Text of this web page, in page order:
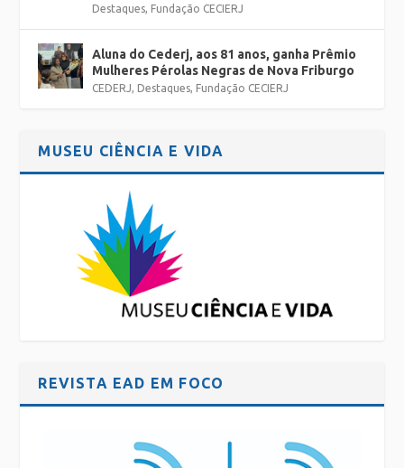
Destaques, Fundação CECIERJ
Aluna do Cederj, aos 81 anos, ganha Prêmio
Mulheres Pérolas Negras de Nova Friburgo
CEDERJ, Destaques, Fundação CECIERJ
MUSEU CIÊNCIA E VIDA
REVISTA EAD EM FOCO